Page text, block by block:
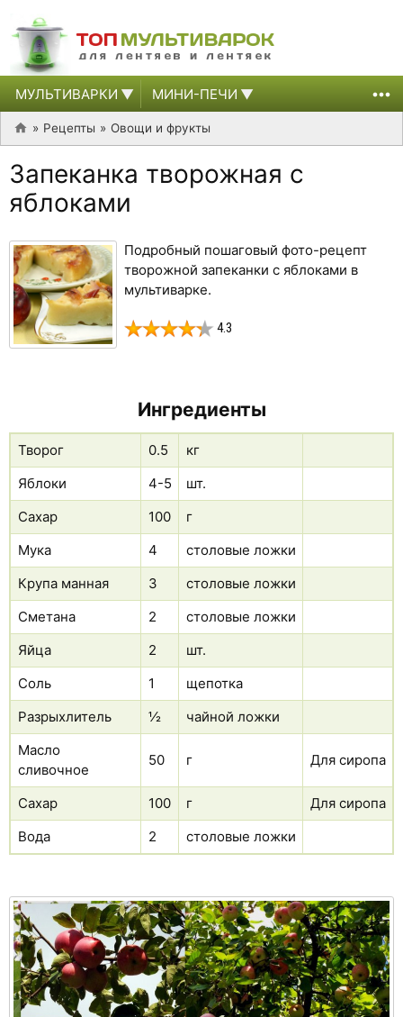
МУЛЬТИВАРКИ МИНИ-ПЕЧИ
Рецепты Овощи и фрукты
Запеканка творожная с
яблоками
Подробный пошаговый фото-рецепт
творожной запеканки с яблоками в
мультиварке.
4.3
Ингредиенты
Творог 0.5
кг
Яблоки
4-5
шт.
Сахар
100
г
Мука
4
столовые ложки
Крупа манная
3
столовые ложки
Сметана
2
столовые ложки
Яйца
2
шт.
Соль
1
щепотка
Разрыхлитель
½
чайной ложки
Масло
сливочное
50 г Для сиропа
Сахар 100 г
Для сиропа
Вода
2 столовые ложки